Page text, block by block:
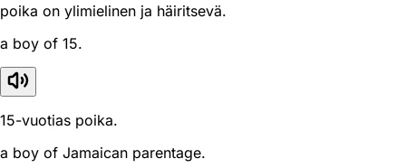
poika on ylimielinen ja häiritsevä.
a boy of 15.
15-vuotias poika.
a boy of Jamaican parentage.